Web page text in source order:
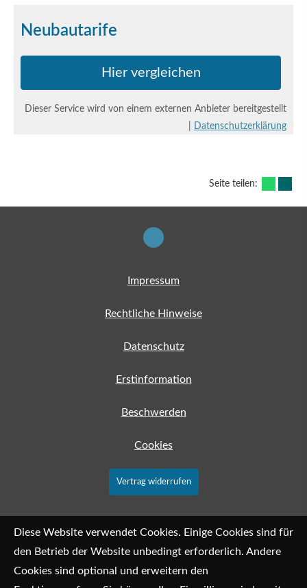
Neubautarife
Hier ver­gleichen
Dieser Service wird von einem externen Anbieter bereitgestellt
Datenschutzerklärung
Seite teilen:
Impressum
Rechtliche Hinweise
Datenschutz
Erstinformation
Beschwerden
Cookies
Vertrag widerrufen
Diese Website verwendet Cookies. Einige Cookies sind für
den Betrieb der Website unbedingt erforderlich. Andere
Cookies sind optional und erweitern den